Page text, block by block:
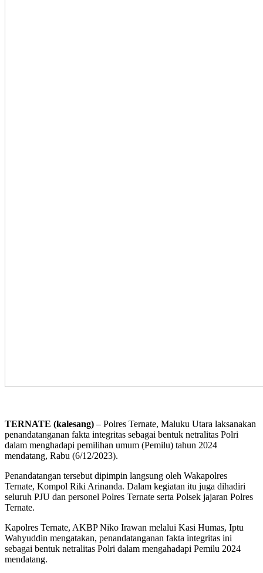
TERNATE (kalesang) – Polres Ternate, Maluku Utara laksanakan
penandatanganan fakta integritas sebagai bentuk netralitas Polri
dalam menghadapi pemilihan umum (Pemilu) tahun 2024
mendatang, Rabu (6/12/2023).
Penandatangan tersebut dipimpin langsung oleh Wakapolres
Ternate, Kompol Riki Arinanda. Dalam kegiatan itu juga dihadiri
seluruh PJU dan personel Polres Ternate serta Polsek jajaran Polres
Ternate.
Kapolres Ternate, AKBP Niko Irawan melalui Kasi Humas, Iptu
Wahyuddin mengatakan, penandatanganan fakta integritas ini
sebagai bentuk netralitas Polri dalam mengahadapi Pemilu 2024
mendatang.